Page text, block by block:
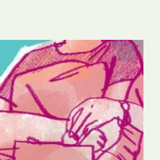
Bolsas
Colóquios
Concursos
Curtas